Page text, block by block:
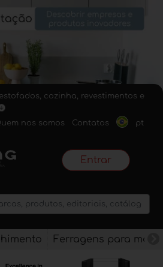
cozinha, revestimentos e
nos somos Contatos pt
Entrar
Ferragens para